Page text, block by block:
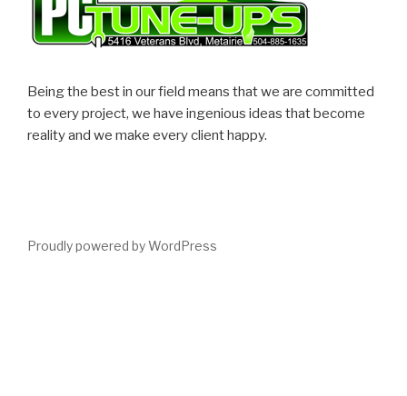
Being the best in our field means that we are committed
to every project, we have ingenious ideas that become
reality and we make every client happy.
Proudly powered by WordPress